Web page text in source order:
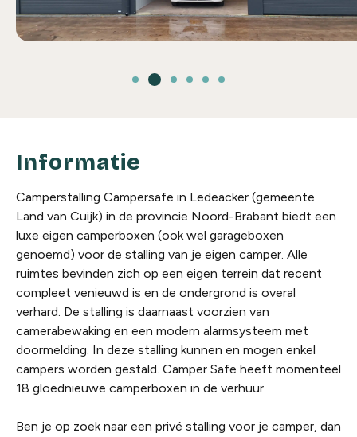
Informatie
Camperstalling Campersafe in Ledeacker (gemeente
Land van Cuijk) in de provincie Noord-Brabant biedt een
luxe eigen camperboxen (ook wel garageboxen
genoemd) voor de stalling van je eigen camper. Alle
ruimtes bevinden zich op een eigen terrein dat recent
compleet venieuwd is en de ondergrond is overal
verhard. De stalling is daarnaast voorzien van
camerabewaking en een modern alarmsysteem met
doormelding. In deze stalling kunnen en mogen enkel
campers worden gestald. Camper Safe heeft momenteel
18 gloednieuwe camperboxen in de verhuur.
Ben je op zoek naar een privé stalling voor je camper, dan